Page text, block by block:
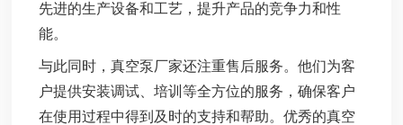
先进的生产设备和工艺，提升产品的竞争力和性
能。
与此同时，真空泵厂家还注重售后服务。他们为客
户提供安装调试、培训等全方位的服务，确保客户
在使用过程中得到及时的支持和帮助。优秀的真空